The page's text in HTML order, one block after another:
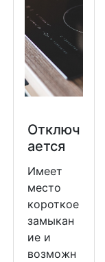
Отключ
ается
Имеет
место
короткое
замыкан
ие и
возможн